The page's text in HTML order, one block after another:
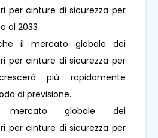
per cinture di sicurezza per
al 2033
il mercato globale dei
per cinture di sicurezza per
più rapidamente
di previsione.
globale dei
per cinture di sicurezza per